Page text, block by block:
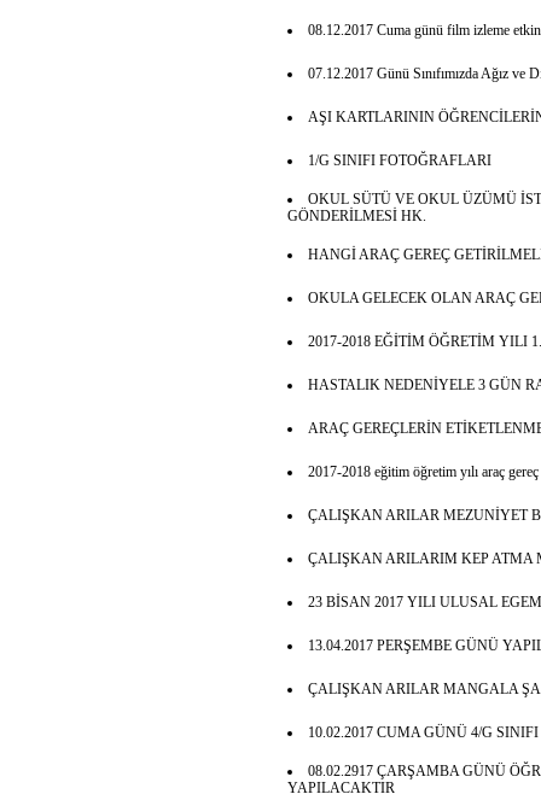
08.12.2017 Cuma günü film izleme
07.12.2017 Günü Sınıfımızda Ağız ve
AŞI KARTLARININ
1/G SINIFI FOTOĞRAFLARI
OKUL SÜTÜ VE OKUL ÜZÜMÜ
GÖNDERİLMESİ HK.
HANGİ ARAÇ GEREÇ
OKULA GELECEK OLAN ARAÇ
2017-2018 EĞİTİM ÖĞRETİM YILI
HASTALIK NEDENİYELE 3 GÜN
ARAÇ GEREÇLERİN
2017-2018 eğitim öğretim yılı araç
ÇALIŞKAN ARILAR MEZUNİYET
ÇALIŞKAN ARILARIM KEP ATMA
23 BİSAN 2017 YILI ULUSAL
13.04.2017 PERŞEMBE GÜNÜ
ÇALIŞKAN ARILAR MANGALA
10.02.2017 CUMA GÜNÜ 4/G
08.02.2917 ÇARŞAMBA GÜNÜ
YAPILACAKTIR